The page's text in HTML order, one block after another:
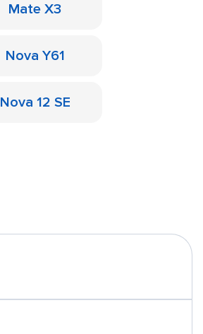
Mate X3
Nova Y61
Nova 12 SE